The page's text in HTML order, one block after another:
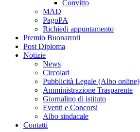
Convitto
MAD
PagoPA
Richiedi appuntamento
Premio Buonarroti
Post Diploma
Notizie
News
Circolari
Pubblicità Legale (Albo online)
Amministrazione Trasparente
Giornalino di istituto
Eventi e Concorsi
Albo sindacale
Contatti